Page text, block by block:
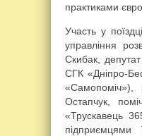
практиками
Участь у
управління
Скибак,
СГК «Дніпро-
«Самопоміч»),
Остапчук,
«Трускавець
підприємцями